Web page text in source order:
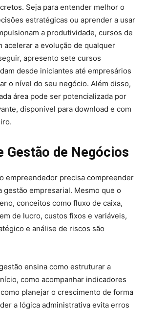
Seja para entender melhor o
estratégicas ou aprender a usar
a produtividade, cursos de
acelerar a evolução de qualquer
apresento sete cursos
desde iniciantes até empresários
o nível do seu negócio. Além disso,
área pode ser potencializada por
disponível para download e com
Gestão de Negócios
empreendedor precisa compreender
gestão empresarial. Mesmo que o
conceitos como fluxo de caixa,
de lucro, custos fixos e variáveis,
e análise de riscos são
ensina como estruturar a
como acompanhar indicadores
planejar o crescimento de forma
a lógica administrativa evita erros